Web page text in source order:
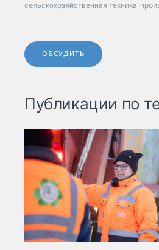
сельскохозяйственная техника
ОБСУДИТЬ
Публикации по